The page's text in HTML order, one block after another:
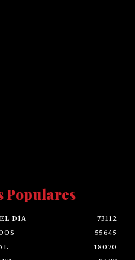
Populares
DÍA
73112
55645
18070